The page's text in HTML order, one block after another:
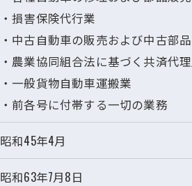
・損害保険代行業
・中古自動車の販売および中古部
・農業協同組合法に基づく共済代
・一般貨物自動車運搬業
・前各号に付帯する一切の業務
昭和45年4月
昭和63年7月8日